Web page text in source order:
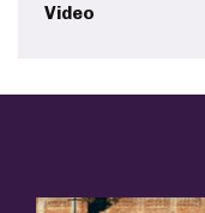
Video